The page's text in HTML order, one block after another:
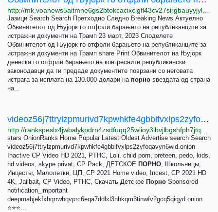
Јазици Search Search Претходно Следно Breaking News Актуелно
Обвинителот од Њујорк го отфрли барањето на републиканците за
истражни документи на Трамп 23 март, 2023 Споделете
Обвинителот од Њујорк го отфрли барањето на републиканците за
истражни документи на Трамп share Print Обвинителот на Њујорк
денеска го отфрли барањето на конгресните републикански
законодавци да ги предаде документите поврзани со неговата
истрага за исплата на 130.000 долари на порно ѕвездата од страна
на...
videoz56j7ttrylzpmurivd7kpwhkfe4gbbifvxlps2zyfoqavyn6wid.onion Traffic ranking
stars OnionRanks Home Popular Latest Oldest Advertise search Search
videoz56j7ttrylzpmurivd7kpwhkfe4gbbifvxlps2zyfoqavyn6wid.onion
Inactive CP Video HD 2021, PTHC, Loli, child porn, preteen, pedo, kids,
hd videos, skype privat, CP Pack, ДЕТСКОЕ ПОРНО, Школьницы,
Инцесты, Малолетки, ЦП, CP 2021 Home video, Incest, CP 2021 HD
4K, Jailbait, CP Video, PTHC, Скачать Детское Порно Sponsored
notification_important
deepmabjekfxhqrrwbqvprc6eqa7ddlxl3nhkqm3tinwfv2gcq5qiqyd.onion
⭐⭐⭐...